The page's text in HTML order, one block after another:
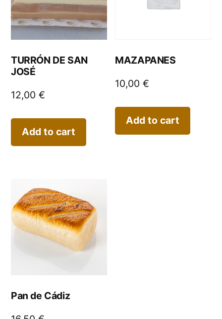
TURRÓN DE SAN
JOSÉ
12,00 €
Add to cart
MAZAPANES
10,00€
Add to cart
Pan de Cádiz